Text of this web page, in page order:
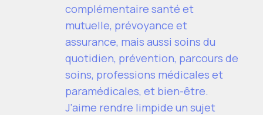
complémentaire santé et
mutuelle, prévoyance et
assurance, mais aussi soins du
quotidien, prévention, parcours de
soins, professions médicales et
paramédicales, et bien-être.
J'aime rendre limpide un sujet